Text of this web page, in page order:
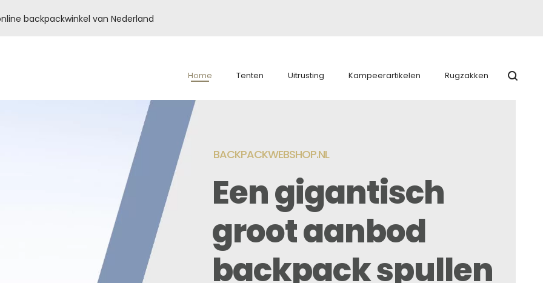
backpackwinkel van Nederland
Home Tenten Uitrusting Kampeerartikelen Rugzakken
BACKPACKWEBSHOP.NL
Een gigantisch
groot aanbod
backpack spullen